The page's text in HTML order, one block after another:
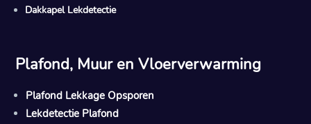
Dakkapel Lekdetectie
Plafond, Muur en Vloerverwarming
Plafond Lekkage Opsporen
Lekdetectie Plafond